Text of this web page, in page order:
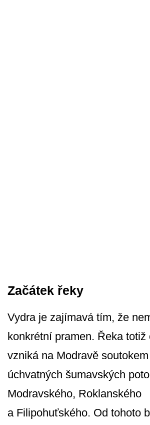
Začátek řeky
Vydra je zajímavá tím, že
konkrétní pramen. Řeka totiž
vzniká na Modravě
úchvatných šumavských
Modravského, Roklanského
a Filipohuťského. Od tohoto